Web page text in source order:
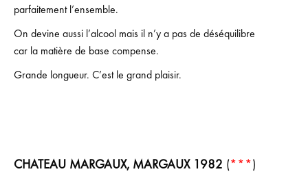
parfaitement l’ensemble.
On devine aussi l’alcool mais il n’y a pas de déséquilibre
car la matière de base compense.
Grande longueur. C’est le grand plaisir.
CHATEAU MARGAUX, MARGAUX 1982 (***)